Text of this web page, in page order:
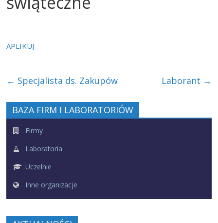
APLIKUJ
← Specjalista ds. Zakupów Laborant →
BAZA FIRM I LABORATORIÓW
Firmy
Laboratoria
Uczelnie
Inne organizacje